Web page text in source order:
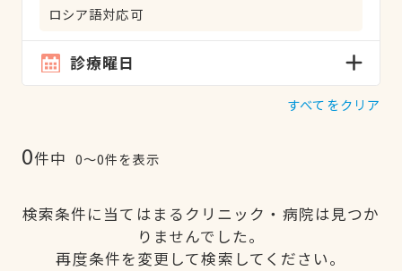
ロシア語対応可
診療曜日
すべてをクリア
0件中 0〜0件を表示
検索条件に当てはまるクリニック・病院は見つか
りませんでした。
再度条件を変更して検索してください。